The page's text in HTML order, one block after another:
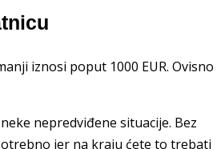
iznosi poput 1000 EUR. Ovisno
nepredviđene situacije. Bez
jer na kraju ćete to trebati